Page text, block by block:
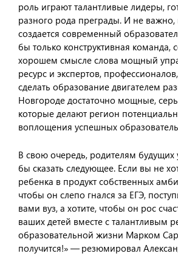
роль играют талантливые лидеры,
разного рода преграды. И не важно,
создается современный
бы только конструктивная команда,
хорошем смысле слова мощный
ресурс и экспертов,
сделать образование двигателем
Новгороде достаточно мощные,
которые делают регион
воплощения успешных
В свою очередь, родителям будущих
бы сказать следующее. Если вы не
ребенка в продукт собственных
чтобы он слепо гнался за ЕГЭ,
вами вуз, а хотите, чтобы он рос
ваших детей вместе с талантливым
образовательной жизни Марком
получится!» — резюмировал